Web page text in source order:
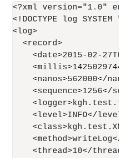
<?xml version="1.0"
<!DOCTYPE log
<log>
  <record>
<date>2015-02-
<nanos>562000</
<sequence>1256</
<level>INFO</
<thread>10</